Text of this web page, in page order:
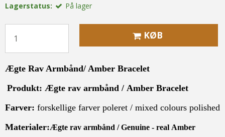
Lagerstatus: På lager
KØB
Ægte Rav Armbånd/ Amber Bracelet
Produkt: Ægte rav armbånd / Amber Bracelet
Farver: forskellige farver poleret / mixed colours polished
Materialer:Ægte rav armbånd /Genuine - real Amber